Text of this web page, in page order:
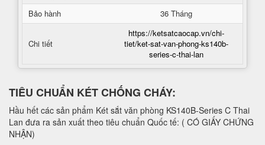
Bảo hành
36 Tháng
Chi tiết
https://ketsatcaocap.vn/chi-
tiet/ket-sat-van-phong-ks140b-
series-c-thai-lan
TIÊU CHUẨN KÉT CHỐNG CHÁY:
Hầu hết các sản phẩm Két sắt văn phòng KS140B-Series C Thai
Lan đưa ra sản xuất theo tiêu chuẩn Quốc tế: ( CÓ GIẤY CHỨNG
NHẬN)